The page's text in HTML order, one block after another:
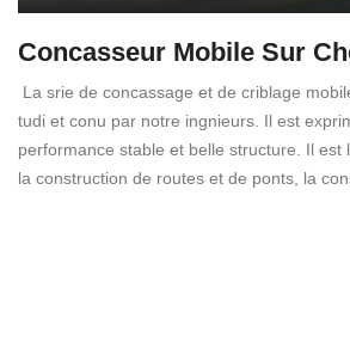
Concasseur Mobile Sur
La srie de concassage et de criblage
tudi et conu par notre ingnieurs. Il est
performance stable et belle structure. Il est
la construction de routes et de ponts, la